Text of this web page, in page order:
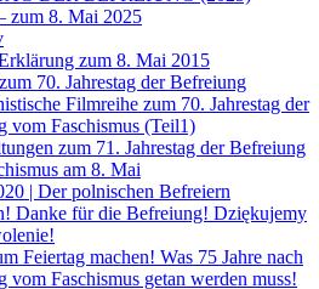
zum 8. Mai 2025
zum 8. Mai 2015
70. Jahrestag der Befreiung
Filmreihe zum 70. Jahrestag der
vom Faschismus (Teil1)
zum 71. Jahrestag der Befreiung
am 8. Mai
| Der polnischen Befreiern
Danke für die Befreiung! Dziękujemy
Feiertag machen! Was 75 Jahre nach
vom Faschismus getan werden muss!